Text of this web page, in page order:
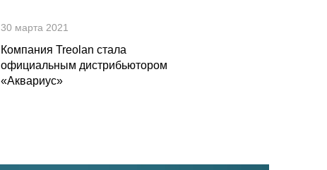
30 марта 2021
Компания Treolan стала
официальным дистрибьютором
«Аквариус»